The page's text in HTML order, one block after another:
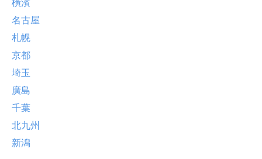
橫濱
名古屋
札幌
京都
埼玉
廣島
千葉
北九州
新潟